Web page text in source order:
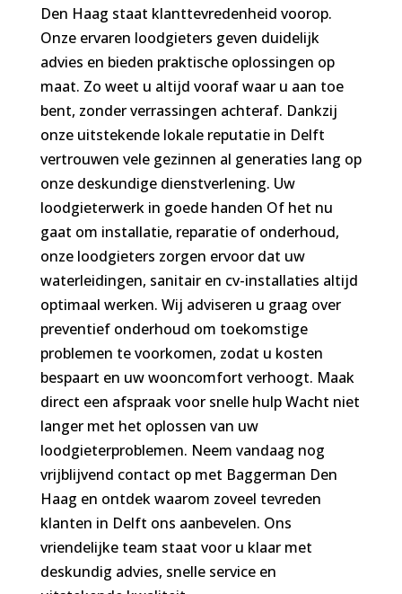
Den Haag staat klanttevredenheid voorop.
Onze ervaren loodgieters geven duidelijk
advies en bieden praktische oplossingen op
maat. Zo weet u altijd vooraf waar u aan toe
bent, zonder verrassingen achteraf. Dankzij
onze uitstekende lokale reputatie in Delft
vertrouwen vele gezinnen al generaties lang op
onze deskundige dienstverlening. Uw
loodgieterwerk in goede handen Of het nu
gaat om installatie, reparatie of onderhoud,
onze loodgieters zorgen ervoor dat uw
waterleidingen, sanitair en cv-installaties altijd
optimaal werken. Wij adviseren u graag over
preventief onderhoud om toekomstige
problemen te voorkomen, zodat u kosten
bespaart en uw wooncomfort verhoogt. Maak
direct een afspraak voor snelle hulp Wacht niet
langer met het oplossen van uw
loodgieterproblemen. Neem vandaag nog
vrijblijvend contact op met Baggerman Den
Haag en ontdek waarom zoveel tevreden
klanten in Delft ons aanbevelen. Ons
vriendelijke team staat voor u klaar met
deskundig advies, snelle service en